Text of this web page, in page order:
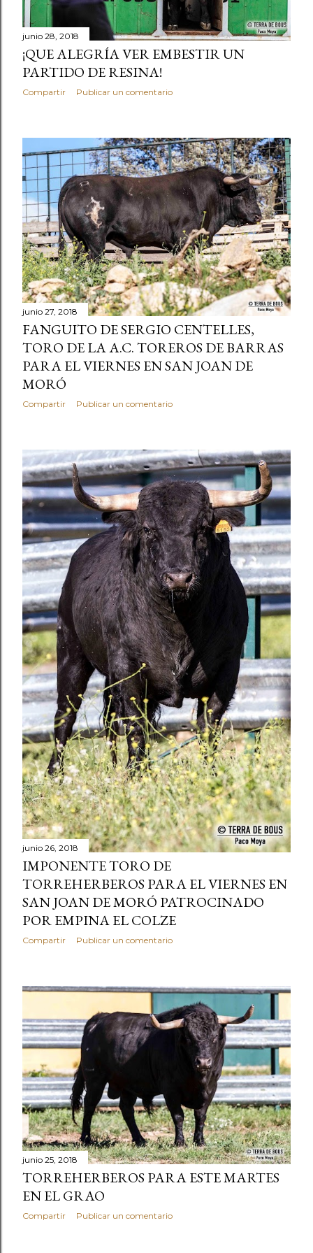
s
junio 28, 2018
¡QUE ALEGRÍA VER EMBESTIR UN
PARTIDO DE RESINA!
Compartir Publicar un comentario
junio 27, 2018
FANGUITO DE SERGIO CENTELLES,
TORO DE LA A.C. TOREROS DE BARRAS
PARA EL VIERNES EN SAN JOAN DE
MORÓ
Compartir Publicar un comentario
junio 26, 2018
IMPONENTE TORO DE
TORREHERBEROS PARA EL VIERNES EN
SAN JOAN DE MORÓ PATROCINADO
POR EMPINA EL COLZE
Compartir Publicar un comentario
junio 25, 2018
TORREHERBEROS PARA ESTE MARTES
EN EL GRAO
Compartir Publicar un comentario